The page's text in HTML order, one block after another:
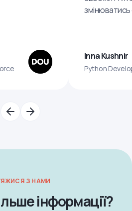
Inna Kushnir
Python
З НАМИ
інформації?